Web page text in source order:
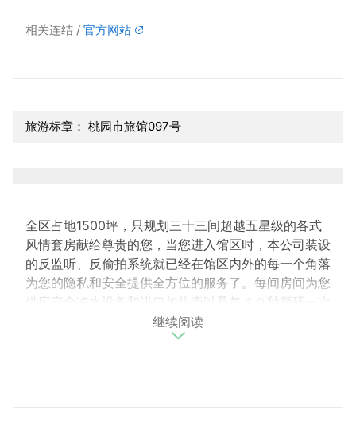
相关连结 官方网站
旅游标章： 桃园市旅馆097号
全区占地1500坪，只规划三十三间超越五星级的各式
风情套房献给尊贵的您，当您进入馆区时，本公司装设
的反监听、反偷拍系统就已经在馆区内外的每一个角落
为您的隐私和安全提供全方位的服务了。每间房间为您
供应安全净水设备和进口加热壶以及每４０秒循环一次
的室外新鲜空气空调设备。除了以上这些必备的基本设
施之外，我们在您一进入馆区就开始以诚挚热情的心
继续阅读